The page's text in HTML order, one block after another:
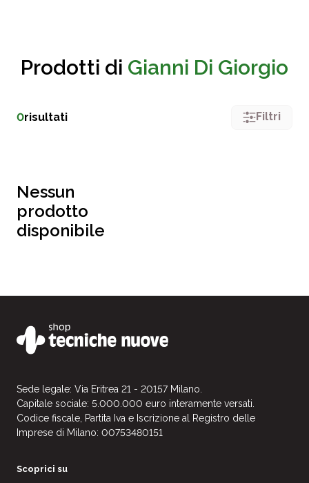
Prodotti di Gianni Di Giorgio
0risultati Filtri
Nessun
prodotto
disponibile
Sede legale: Via Eritrea 21 - 20157 Milano.
Capitale sociale: 5.000.000 euro interamente versati.
Codice fiscale, Partita Iva e Iscrizione al Registro delle
Imprese di Milano: 00753480151
Scoprici su